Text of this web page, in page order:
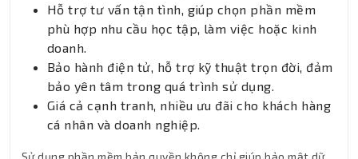
Hỗ trợ tư vấn tận tình, giúp chọn phần mềm
phù hợp nhu cầu học tập, làm việc hoặc kinh
doanh.
Bảo hành điện tử, hỗ trợ kỹ thuật trọn đời, đảm
bảo yên tâm trong quá trình sử dụng.
Giá cả cạnh tranh, nhiều ưu đãi cho khách hàng
cá nhân và doanh nghiệp.
Sử dụng phần mềm bản quyền không chỉ giúp bảo mật dữ